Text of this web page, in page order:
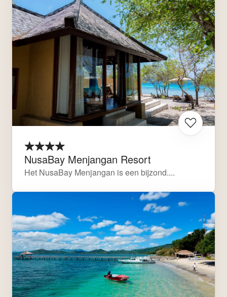
NusaBay Menjangan Resort
Het NusaBay Menjangan is een bijzond....